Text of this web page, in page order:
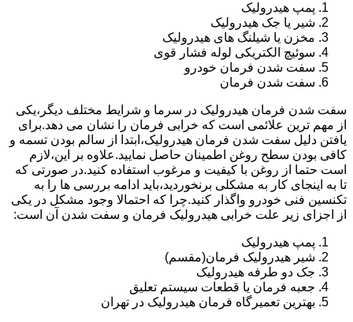
پمپ هیدرولیک
شیر یا جک هیدرولیک
مخزن یا شیلنگ های هیدرولیک
سوئیچ الکتریکی لوله فشار قوی
سفت شدن فرمان خودرو
سفت شدن فرمان
سفت شدن فرمان هیدرولیک در سرما و شرایط مختلف دیگر،یکی
از مهم ترین علائمی است که خرابی فرمان را نشان می دهد.برای
یافتن دلیل سفت شدن فرمان هیدرولیک،ابتدا از سالم بودن تسمه و
کافی بودن سطح روغن اطمینان حاصل نمایید.علاوه بر این،لازم
است حتما از روغن با کیفیت و مرغوب استفاده کنید.در صورتی که
تا به اینجای کار به مشکلی برنخوردید،باید ادامه بررسی ها را به
تکنسین فنی خودرو واگذار کنید.چرا که احتمالا وجود مشکل در یکی
از اجزای زیر علت خرابی هیدرولیک فرمان و سفت شدن آن است:
پمپ هیدرولیک
شیر هیدرولیک فرمان(مقسم)
جک دو طرفه هیدرولیک
جعبه فرمان یا قطعات سیستم تعلیق
بهترین تعمیرگاه فرمان هیدرولیک در تهران